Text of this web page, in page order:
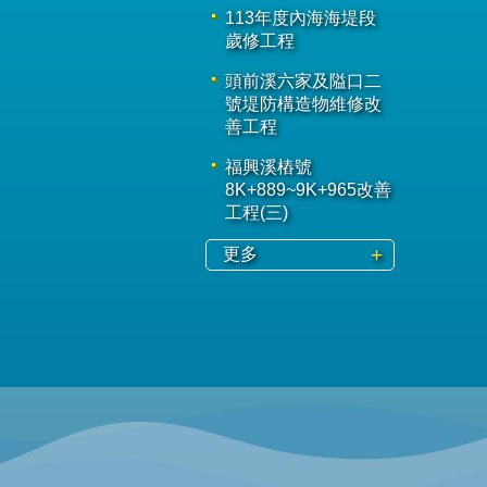
113年度內海海堤段
歲修工程
頭前溪六家及隘口二
號堤防構造物維修改
善工程
福興溪樁號
8K+889~9K+965改善
工程(三)
更多